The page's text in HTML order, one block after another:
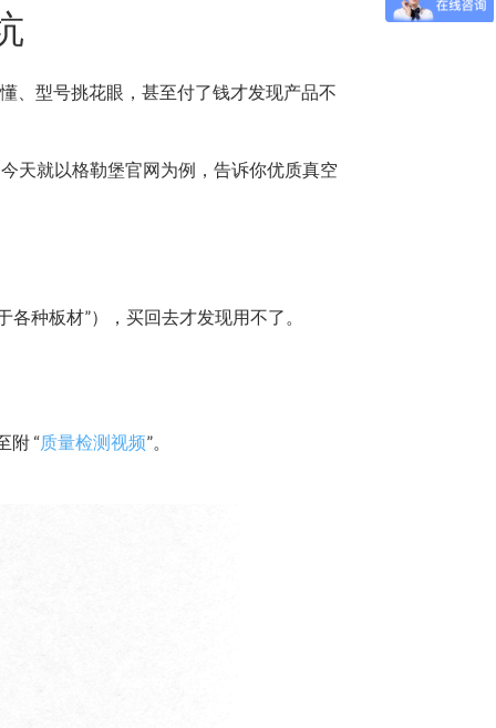
、型号挑花眼，甚至付了钱才发现产品不
天就以格勒堡官网为例，告诉你优质真空
种板材”），买回去才发现用不了。
附 “质量检测视频”。